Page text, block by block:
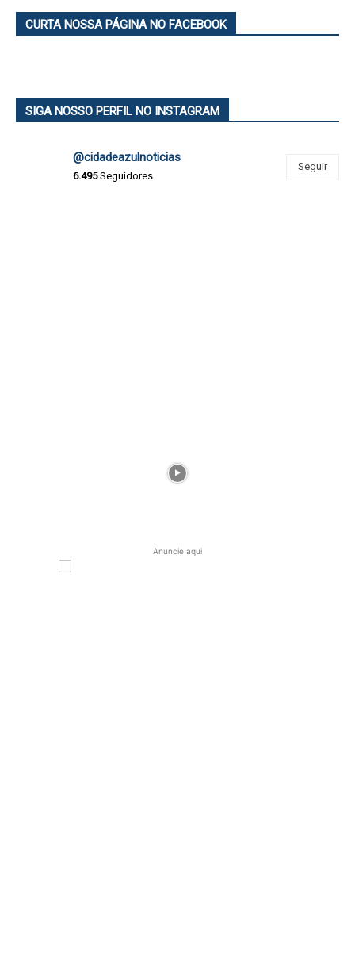
CURTA NOSSA PÁGINA NO FACEBOOK
SIGA NOSSO PERFIL NO INSTAGRAM
@cidadeazulnoticias
6.495Seguidores
Seguir
Anuncie aqui